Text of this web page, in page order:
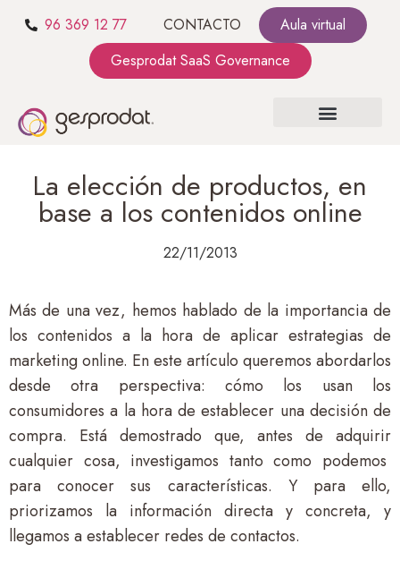
96 369 12 77 CONTACTO
Aula virtual
Gesprodat SaaS Governance
La elección de productos, en
base a los contenidos online
22/11/2013
Más de una vez, hemos hablado de la importancia de
los contenidos a la hora de aplicar estrategias de
marketing online. En este artículo queremos abordarlos
desde otra perspectiva: cómo los usan los
consumidores a la hora de establecer una decisión de
compra. Está demostrado que, antes de adquirir
cualquier cosa, investigamos tanto como podemos
para conocer sus características. Y para ello,
priorizamos la información directa y concreta, y
llegamos a establecer redes de contactos.